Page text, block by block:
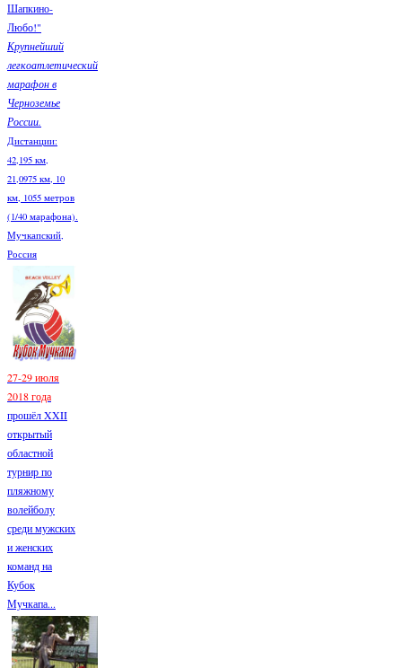
Шапкино-
Любо!"
Крупнейший
легкоатлетический
марафон в
Черноземье
России.
Дистанции:
42,195 км,
21,0975 км, 10
км, 1055 метров
(1/40 марафона).
Мучкапский,
Россия
27-29 июля
2018 года
прошёл XXII
открытый
областной
турнир по
пляжному
волейболу
среди мужских
и женских
команд на
Кубок
Мучкапа...